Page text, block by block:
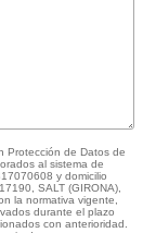
Protección de Datos de
al sistema de
y domicilio
SALT (GIRONA),
la normativa vigente,
durante el plazo
con anterioridad.